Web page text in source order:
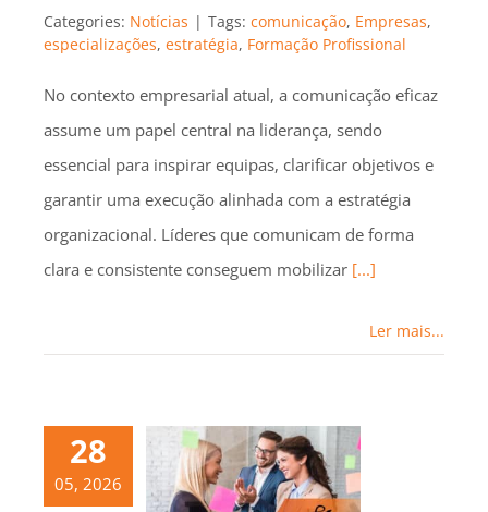
Categories: Notícias | Tags: comunicação, Empresas,
especializações, estratégia, Formação Profissional
No contexto empresarial atual, a comunicação eficaz
assume um papel central na liderança, sendo
essencial para inspirar equipas, clarificar objetivos e
garantir uma execução alinhada com a estratégia
organizacional. Líderes que comunicam de forma
clara e consistente conseguem mobilizar [...]
Ler mais...
28
05, 2026